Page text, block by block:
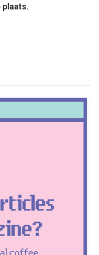
plaats.